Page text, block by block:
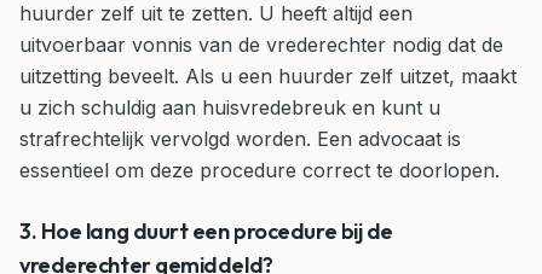
huurder zelf uit te zetten. U heeft altijd een
uitvoerbaar vonnis van de vrederechter nodig dat de
uitzetting beveelt. Als u een huurder zelf uitzet, maakt
u zich schuldig aan huisvredebreuk en kunt u
strafrechtelijk vervolgd worden. Een advocaat is
essentieel om deze procedure correct te doorlopen.
3. Hoe lang duurt een procedure bij de
vrederechter gemiddeld?